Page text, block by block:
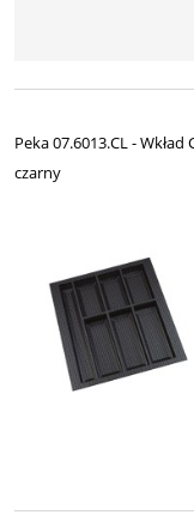
Peka 07.6013.CL -
czarny